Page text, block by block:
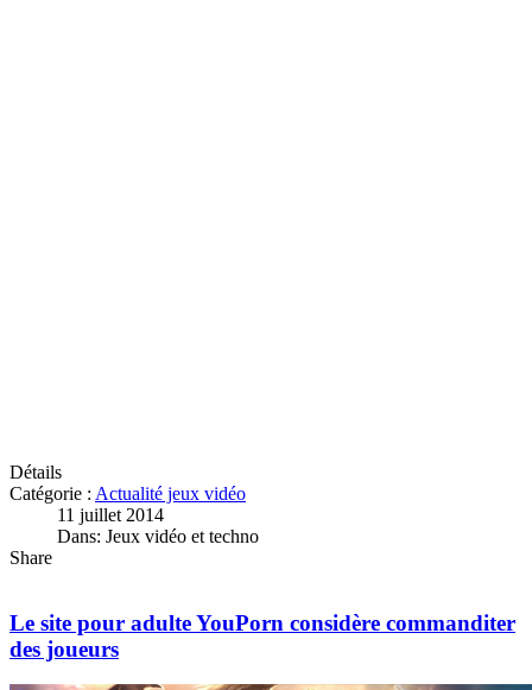
Détails
Catégorie : Actualité jeux vidéo
11 juillet 2014
Dans: Jeux vidéo et techno
Share
Le site pour adulte YouPorn considère commanditer
des joueurs